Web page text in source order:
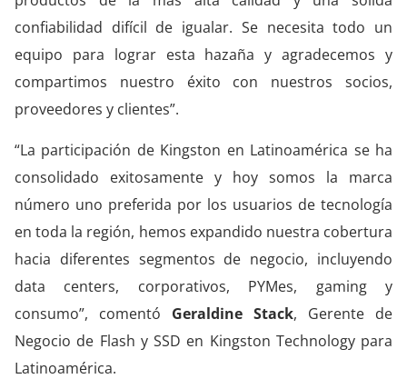
confiabilidad difícil de igualar. Se necesita todo un
equipo para lograr esta hazaña y agradecemos y
compartimos nuestro éxito con nuestros socios,
proveedores y clientes”.
“La participación de Kingston en Latinoamérica se ha
consolidado exitosamente y hoy somos la marca
número uno preferida por los usuarios de tecnología
en toda la región, hemos expandido nuestra cobertura
hacia diferentes segmentos de negocio, incluyendo
data centers, corporativos, PYMes, gaming y
consumo”, comentó Geraldine Stack, Gerente de
Negocio de Flash y SSD en Kingston Technology para
Latinoamérica.